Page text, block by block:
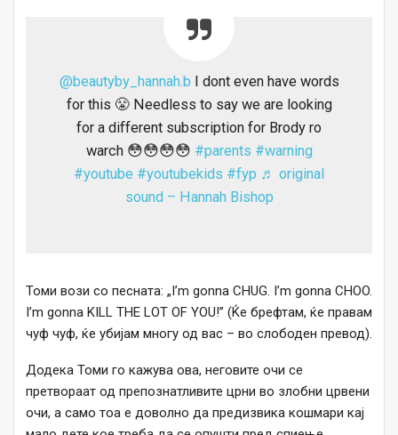
@beautyby_hannah.b I dont even have words
for this 😤 Needless to say we are looking
for a different subscription for Brody ro
warch 😳😳😳😳 #parents #warning
#youtube #youtubekids #fyp ♬ original
sound – Hannah Bishop
Томи вози со песната: „I’m gonna CHUG. I’m gonna CHOO.
I’m gonna KILL THE LOT OF YOU!” (Ќе брефтам, ќе правам
чуф чуф, ќе убијам многу од вас – во слободен превод).
Додека Томи го кажува ова, неговите очи се
претвораат од препознатливите црни во злобни црвени
очи, а само тоа е доволно да предизвика кошмари кај